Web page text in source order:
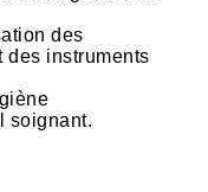
des
des instruments
soignant.